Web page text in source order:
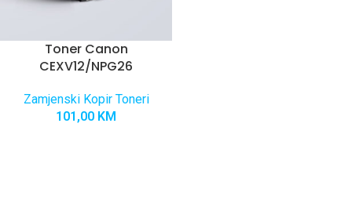
Toner Canon
CEXV12/NPG26
Zamjenski Kopir Toneri
101,00 KM